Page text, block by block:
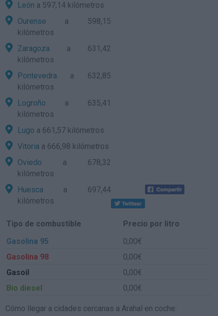
León a 597,14 kilómetros
Ourense a 598,15
kilómetros
Zaragoza a 631,42
kilómetros
Pontevedra a 632,85
kilómetros
Logroño a 635,41
kilómetros
Lugo a 661,57 kilómetros
Vitoria a 666,98 kilómetros
Oviedo a 678,32
kilómetros
Huesca a 697,44
kilómetros
Tipo de combustible
Precio por litro
Gasolina 95
0,00€
Gasolina 98
0,00€
Gasoil
0,00€
Bio diesel
0,00€
Cómo llegar a cidades cercanas a Arahal en coche: